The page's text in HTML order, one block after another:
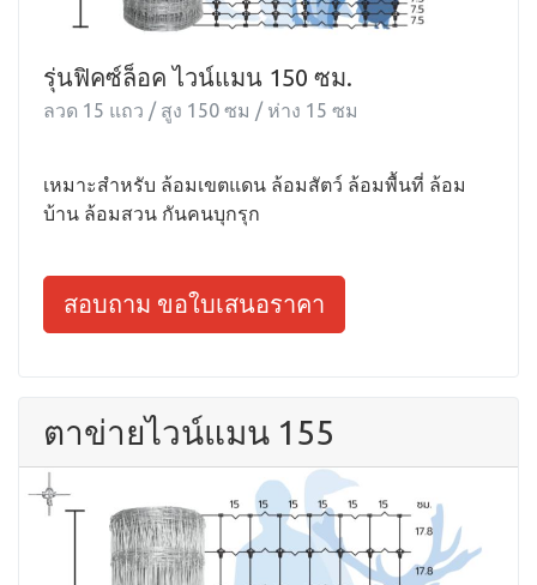
รุ่นฟิคซ์ล็อค ไวน์แมน 150 ซม.
ลวด 15 แถว / สูง 150 ซม / ห่าง 15 ซม
เหมาะสำหรับ ล้อมเขตแดน ล้อมสัตว์ ล้อมพื้นที่ ล้อม
บ้าน ล้อมสวน กันคนบุกรุก
สอบถาม ขอใบเสนอราคา
ตาข่ายไวน์แมน 155